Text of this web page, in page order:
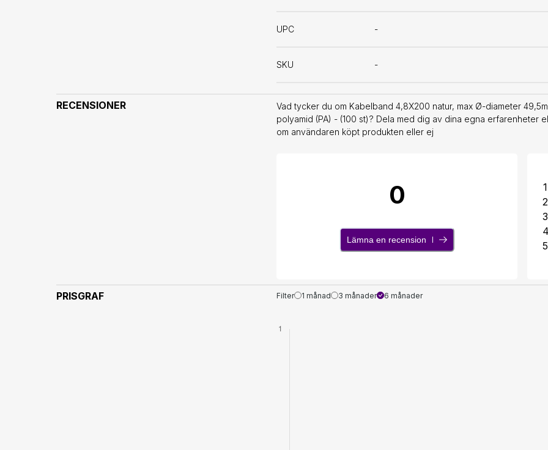
UPC -
SKU -
RECENSIONER
Vad tycker du om Kabelband 4,8X200 natur, max Ø-diameter
polyamid (PA) - (100 st)? Dela med dig av dina egna erfarenheter
om användaren köpt produkten eller ej
0
Lämna en recension
1
2
3
4
5
PRISGRAF Filter 1 månad 3 månader 6 månader